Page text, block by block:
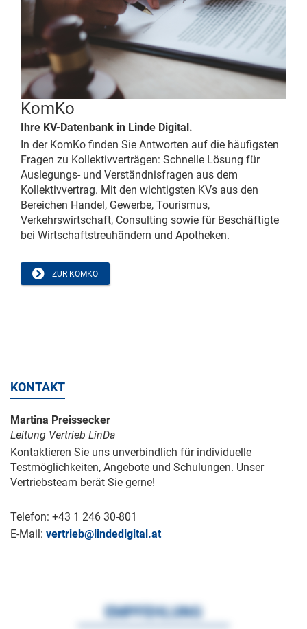
KomKo
Ihre KV-Datenbank in Linde Digital.
In der KomKo finden Sie Antworten auf die häufigsten
Fragen zu Kollektivverträgen: Schnelle Lösung für
Auslegungs- und Verständnisfragen aus dem
Kollektivvertrag. Mit den wichtigsten KVs aus den
Bereichen Handel, Gewerbe, Tourismus,
Verkehrswirtschaft, Consulting sowie für Beschäftigte
bei Wirtschaftstreuhändern und Apotheken.
ZUR KOMKO
KONTAKT
Martina Preissecker
Leitung Vertrieb LinDa
Kontaktieren Sie uns unverbindlich für individuelle
Testmöglichkeiten, Angebote und Schulungen. Unser
Vertriebsteam berät Sie gerne!
Telefon: +43 1 246 30-801
E-Mail: vertrieb@lindedigital.at
EMPFEHLUNG